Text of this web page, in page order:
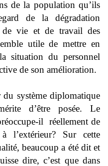
de la population qu’ils
de la dégradation
de vie et de travail des
utile de mettre en
situation du personnel
de son amélioration.
système diplomatique
d’être posée. Le
il réellement de
l’extérieur? Sur cette
beaucoup a été dit et
dire, c’est que dans